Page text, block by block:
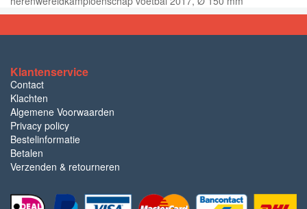
Klantenservice
Contact
Klachten
Algemene Voorwaarden
Privacy policy
Bestelinformatie
Betalen
Verzenden & retourneren